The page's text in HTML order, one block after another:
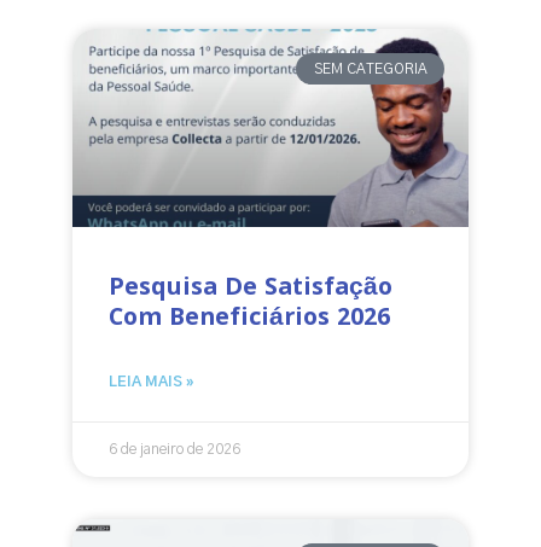
SEM CATEGORIA
Pesquisa De Satisfação
Com Beneficiários 2026
LEIA MAIS »
6 de janeiro de 2026